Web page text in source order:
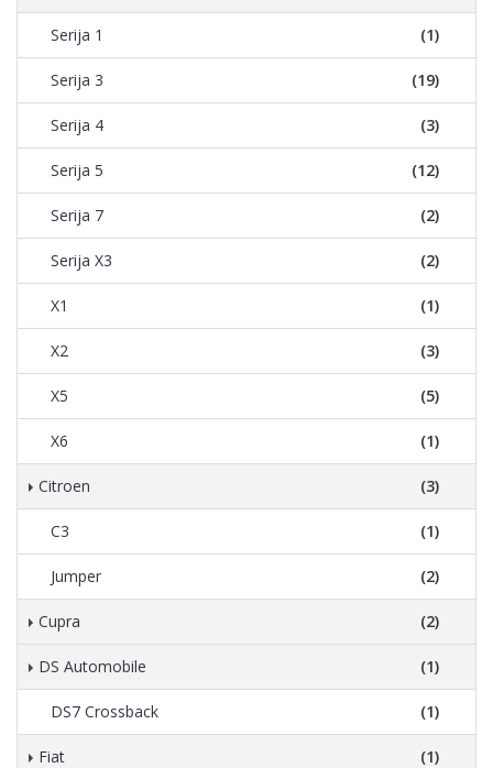
Serija 1 (1)
Serija 3 (19)
Serija 4 (3)
Serija 5 (12)
Serija 7 (2)
Serija X3 (2)
X1 (1)
X2 (3)
X5 (5)
X6 (1)
Citroen (3)
C3 (1)
Jumper (2)
Cupra (2)
DS Automobile (1)
DS7 Crossback (1)
Fiat (1)